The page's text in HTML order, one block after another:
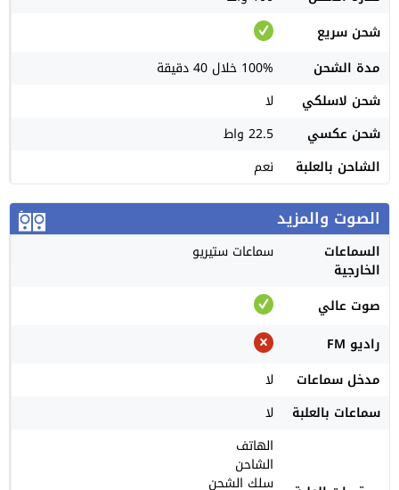
شحن سريع
مدة الشحن
100% خلال 40 دقيقة
شحن لاسلكي
لا
شحن عكسي
22.5 واط
الشاحن بالعلبة
نعم
الصوت والمزيد
السماعات
الخارجية
سماعات ستيريو
صوت عالي
راديو FM
مدخل سماعات
لا
سماعات بالعلبة
لا
الهاتف
الشاحن
سلك الشحن